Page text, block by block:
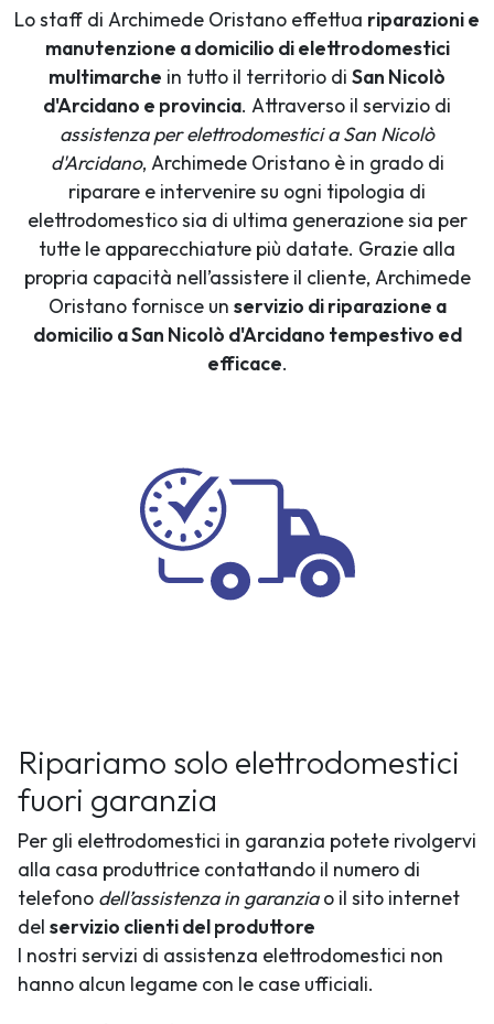
Lo staff di Archimede Oristano effettua riparazioni e
manutenzione a domicilio di elettrodomestici
multimarche in tutto il territorio di San Nicolò
d'Arcidano e provincia. Attraverso il servizio di
assistenza per elettrodomestici a San Nicolò
d'Arcidano, Archimede Oristano è in grado di
riparare e intervenire su ogni tipologia di
elettrodomestico sia di ultima generazione sia per
tutte le apparecchiature più datate. Grazie alla
propria capacità nell’assistere il cliente, Archimede
Oristano fornisce un servizio di riparazione a
domicilio a San Nicolò d'Arcidano tempestivo ed
efficace.
Ripariamo solo elettrodomestici
fuori garanzia
Per gli elettrodomestici in garanzia potete rivolgervi
alla casa produttrice contattando il numero di
telefono dell’assistenza in garanziao il sito internet
del servizio clienti del produttore
I nostri servizi di assistenza elettrodomestici non
hanno alcun legame con le case ufficiali.